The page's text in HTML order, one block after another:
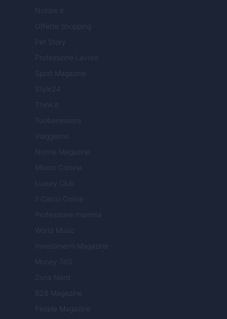
Notizie.it
Offerte Shopping
Pet Story
Professione Lavoro
Sport Magazine
Style24
Think.it
Tuobenessere
Viaggiamo
Nonne Magazine
Milano Cortina
Luxury Club
Il Calcio Online
Professione mamma
World Music
Investimenti Magazine
Money 365
Zona Nerd
B2B Magazine
People Magazine